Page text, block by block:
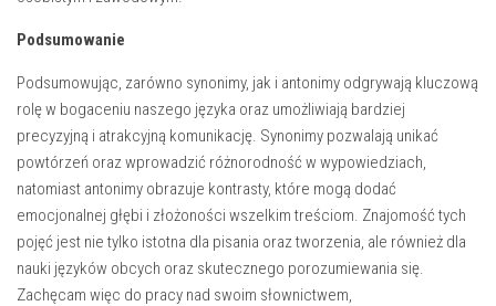
Podsumowanie
Podsumowując, zarówno synonimy, jak i antonimy odgrywają kluczową
rolę w bogaceniu naszego języka oraz umożliwiają bardziej
precyzyjną i atrakcyjną komunikację. Synonimy pozwalają unikać
powtórzeń oraz wprowadzić różnorodność w wypowiedziach,
natomiast antonimy obrazuje kontrasty, które mogą dodać
emocjonalnej głębi i złożoności wszelkim treściom. Znajomość tych
pojęć jest nie tylko istotna dla pisania oraz tworzenia, ale również dla
nauki języków obcych oraz skutecznego porozumiewania się.
Zachęcam więc do pracy nad swoim słownictwem,